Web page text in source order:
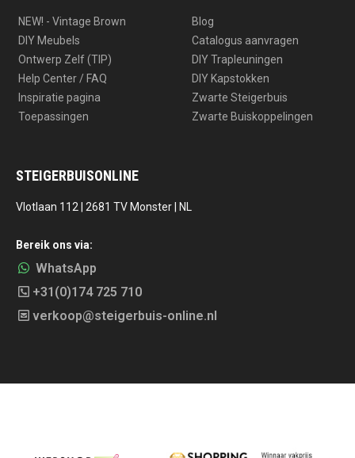
NEW! - Vintage Brown
DIY Meubels
Ontwerp Zelf (TIP)
Help Center / FAQ
Inspiratie pagina
Toepassingen
Blog
Catalogus aanvragen
DIY Trapleuningen
DIY Kapstokken
Zwarte Steigerbuis
Zwarte Buiskoppelingen
STEIGERBUISONLINE
Vlotlaan 112 | 2681 TV Monster | NL
Bereik ons via:
WhatsApp
+31(0)174 725 710
verkoop@steigerbuis-online.nl